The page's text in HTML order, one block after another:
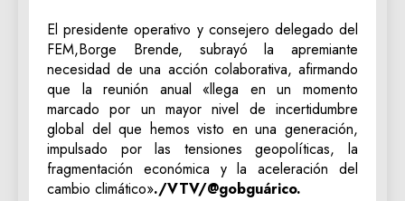
El presidente operativo y consejero delegado del
FEM,Borge Brende, subrayó la apremiante
necesidad de una acción colaborativa, afirmando
que la reunión anual «llega en un momento
marcado por un mayor nivel de incertidumbre
global del que hemos visto en una generación,
impulsado por las tensiones geopolíticas, la
fragmentación económica y la aceleración del
cambio climático»./VTV/@gobguárico.